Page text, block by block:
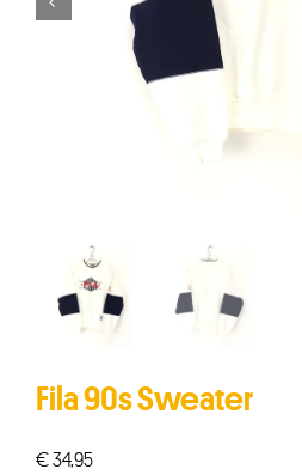
Fila 90s Sweater
€34,95